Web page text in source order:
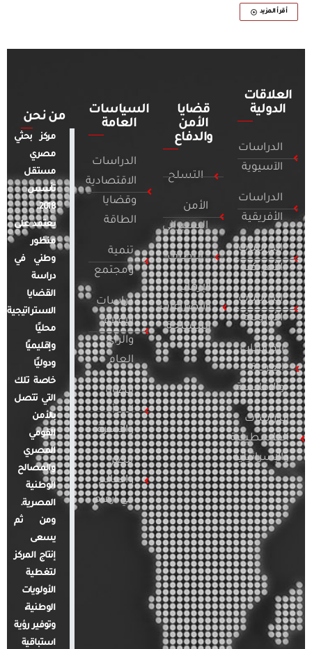
أقرأ المزيد
العلاقات
الدولية
الدراسات
الآسيوية
الدراسات
الأفريقية
الدراسات
الأمريكية
الدراسات
الأوروبية
الدراسات
العربية
والإقليمية
الدراسات
الفلسطينية
والإسرائيلية
قضايا
الأمن
والدفاع
التسلح
الأمن
السيبراني
التطرف
الإرهاب
والصراعات
المسلحة
السياسات
العامة
الدراسات
الاقتصادية
وقضايا
الطاقة
تنمية
ومجتمع
دراسات
الإعلام
والرأي
العام
قضايا
المرأة
والأسرة
مصر
والعالم
في أرقام
من نحن
مركز بحثي
مصري
مستقل
تأسس
2018.
يعتمد على
منظور
وطني في
دراسة
القضايا
الاستراتيجية
محليًا
وإقليميًا
ودوليًا
خاصة تلك
التي تتصل
بالأمن
القومي
المصري
والمصالح
الوطنية
المصرية.
ومن ثم
يسعى
إنتاج المركز
لتغطية
الأولويات
الوطنية،
وتوفير رؤية
استباقية